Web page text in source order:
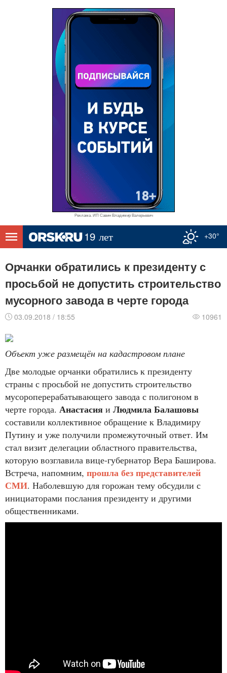
Реклама. ИП Савин Владимир Валерьевич
+30°
Орчанки обратились к президенту с
просьбой не допустить строительство
мусорного завода в черте города
03.09.2018 / 18:55 10961
Объект уже размещён на кадастровом плане
Две молодые орчанки обратились к президенту
страны с просьбой не допустить строительство
мусороперерабатывающего завода с полигоном в
черте города. Анастасия и Людмила Балашовы
составили коллективное обращение к Владимиру
Путину и уже получили промежуточный ответ. Им
стал визит делегации областного правительства,
которую возглавила вице-губернатор Вера Баширова.
Встреча, напомним, прошла без представителей
СМИ. Наболевшую для горожан тему обсудили с
инициаторами послания президенту и другими
общественниками.